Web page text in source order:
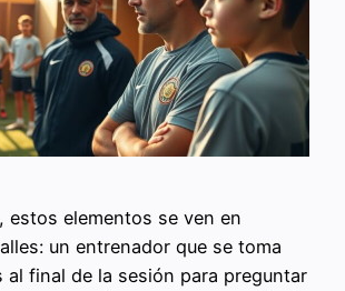
estos elementos se ven en
un entrenador que se toma
al final de la sesión para preguntar